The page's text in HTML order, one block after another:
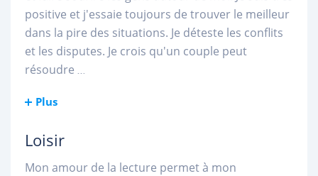
positive et j'essaie toujours de trouver le meilleur
dans la pire des situations. Je déteste les conflits
et les disputes. Je crois qu'un couple peut
résoudre ...
Plus
Loisir
Mon amour de la lecture permet à mon